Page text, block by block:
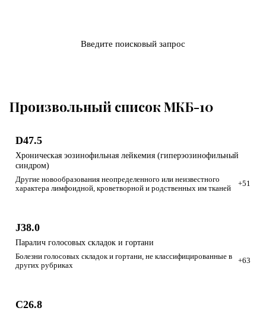
Введите поисковый запрос
Произвольный список МКБ-10
D47.5
Хроническая эозинофильная лейкемия (гиперэозинофильный
синдром)
Другие новообразования неопределенного или неизвестного
характера лимфоидной, кроветворной и родственных им тканей
+51
J38.0
Паралич голосовых складок и гортани
Болезни голосовых складок и гортани, не классифицированные в
других рубриках
+63
C26.8